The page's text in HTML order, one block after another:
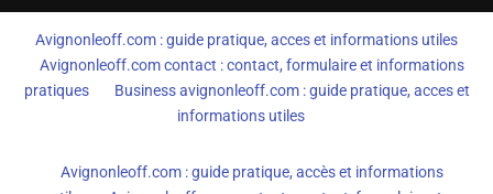
Avignonleoff.com : guide pratique, acces et informations utiles
Avignonleoff.com contact : contact, formulaire et informations
pratiques
Business avignonleoff.com : guide pratique, acces et
informations utiles
Avignonleoff.com : guide pratique, accès et informations